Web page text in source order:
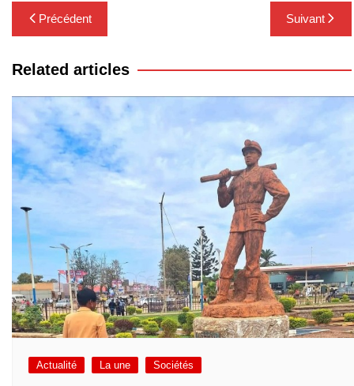
Navigation
de
l’article
Précédent Suivant
Related articles
Actualité La une Sociétés